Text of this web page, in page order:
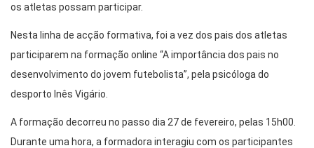
os atletas possam participar.
Nesta linha de acção formativa, foi a vez dos pais dos atletas
participarem na formação online “A importância dos pais no
desenvolvimento do jovem futebolista”, pela psicóloga do
desporto Inês Vigário.
A formação decorreu no passo dia 27 de fevereiro, pelas 15h00.
Durante uma hora, a formadora interagiu com os participantes